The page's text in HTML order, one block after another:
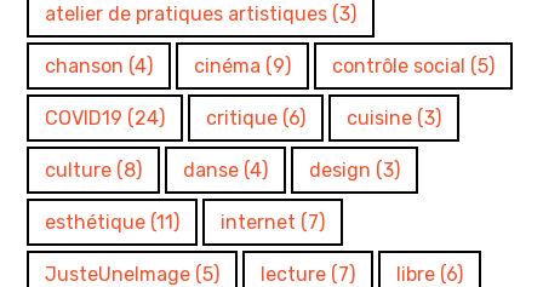
atelier de pratiques artistiques (3)
chanson (4) cinéma (9) contrôle social (5)
COVID19 (24) critique (6) cuisine (3)
culture (8) danse (4) design (3)
esthétique (11) internet (7)
JusteUneImage (5) lecture (7) libre (6)